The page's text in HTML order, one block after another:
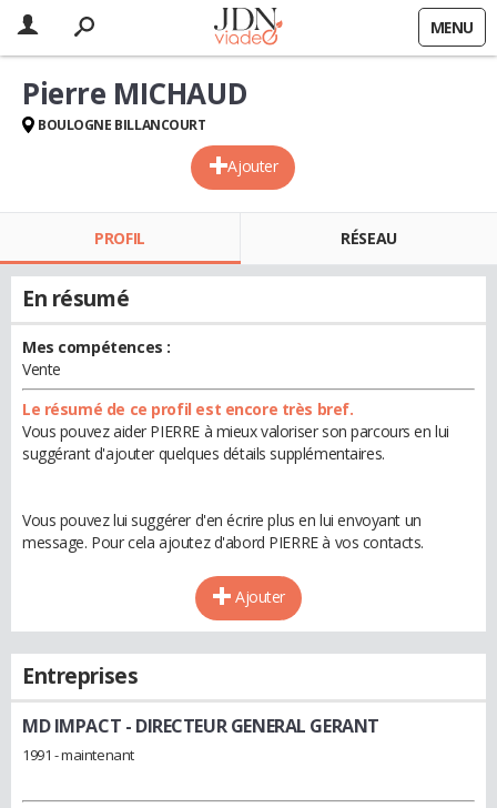
MENU
Ajouter
Pierre MICHAUD
BOULOGNE BILLANCOURT
PROFIL RÉSEAU
En résumé
Mes compétences :
Vente
Le résumé de ce profil est encore très bref.
Vous pouvez aider PIERRE à mieux valoriser son parcours en lui
suggérant d'ajouter quelques détails supplémentaires.
Vous pouvez lui suggérer d'en écrire plus en lui envoyant un
message. Pour cela ajoutez d'abord PIERRE à vos contacts.
Ajouter
Entreprises
MD IMPACT - DIRECTEUR GENERAL GERANT
1991 - maintenant